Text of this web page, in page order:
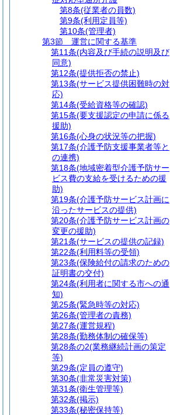
第8条(従業者の員数)
第9条(利用定員等)
第10条(管理者)
第3節
運営に関する基準
第11条(内容及び手続の説明及び
同意)
第12条(提供拒否の禁止)
第13条(サービス提供困難時の対
応)
第14条(受給資格等の確認)
第15条(要支援認定の申請に係る
援助)
第16条(心身の状況等の把握)
第17条(介護予防支援事業者等と
の連携)
第18条(地域密着型介護予防サー
ビス費の支給を受けるための援
助)
第19条(介護予防サービス計画に
沿ったサービスの提供)
第20条(介護予防サービス計画の
変更の援助)
第21条(サービスの提供の記録)
第22条(利用料等の受領)
第23条(保険給付の請求のための
証明書の交付)
第24条(利用者に関する市への通
知)
第25条(緊急時等の対応)
第26条(管理者の責務)
第27条(運営規程)
第28条(勤務体制の確保等)
第28条の2(業務継続計画の策定
等)
第29条(定員の遵守)
第30条(非常災害対策)
第31条(衛生管理等)
第32条(掲示)
第33条(秘密保持等)